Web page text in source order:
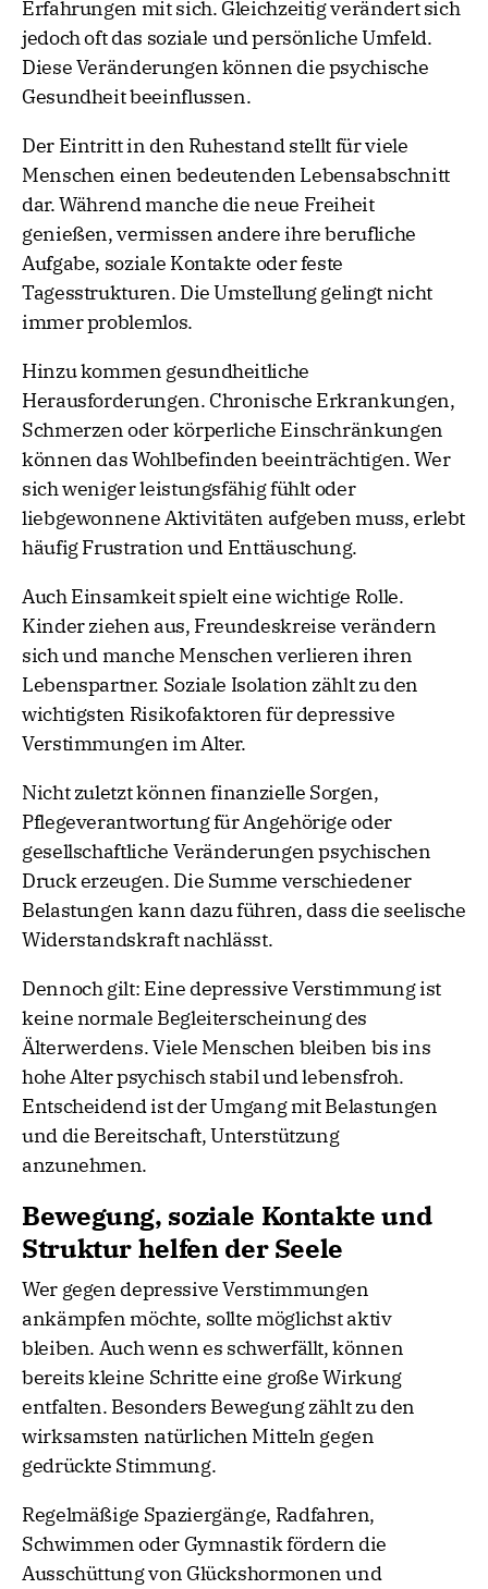
Erfahrungen mit sich. Gleichzeitig verändert sich
jedoch oft das soziale und persönliche Umfeld.
Diese Veränderungen können die psychische
Gesundheit beeinflussen.
Der Eintritt in den Ruhestand stellt für viele
Menschen einen bedeutenden Lebensabschnitt
dar. Während manche die neue Freiheit
genießen, vermissen andere ihre berufliche
Aufgabe, soziale Kontakte oder feste
Tagesstrukturen. Die Umstellung gelingt nicht
immer problemlos.
Hinzu kommen gesundheitliche
Herausforderungen. Chronische Erkrankungen,
Schmerzen oder körperliche Einschränkungen
können das Wohlbefinden beeinträchtigen. Wer
sich weniger leistungsfähig fühlt oder
liebgewonnene Aktivitäten aufgeben muss, erlebt
häufig Frustration und Enttäuschung.
Auch Einsamkeit spielt eine wichtige Rolle.
Kinder ziehen aus, Freundeskreise verändern
sich und manche Menschen verlieren ihren
Lebenspartner. Soziale Isolation zählt zu den
wichtigsten Risikofaktoren für depressive
Verstimmungen im Alter.
Nicht zuletzt können finanzielle Sorgen,
Pflegeverantwortung für Angehörige oder
gesellschaftliche Veränderungen psychischen
Druck erzeugen. Die Summe verschiedener
Belastungen kann dazu führen, dass die seelische
Widerstandskraft nachlässt.
Dennoch gilt: Eine depressive Verstimmung ist
keine normale Begleiterscheinung des
Älterwerdens. Viele Menschen bleiben bis ins
hohe Alter psychisch stabil und lebensfroh.
Entscheidend ist der Umgang mit Belastungen
und die Bereitschaft, Unterstützung
anzunehmen.
Bewegung, soziale Kontakte und
Struktur helfen der Seele
Wer gegen depressive Verstimmungen
ankämpfen möchte, sollte möglichst aktiv
bleiben. Auch wenn es schwerfällt, können
bereits kleine Schritte eine große Wirkung
entfalten. Besonders Bewegung zählt zu den
wirksamsten natürlichen Mitteln gegen
gedrückte Stimmung.
Regelmäßige Spaziergänge, Radfahren,
Schwimmen oder Gymnastik fördern die
Ausschüttung von Glückshormonen und